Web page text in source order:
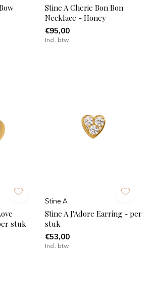
Stine A Cherie Bon Bon
Necklace - Honey
€95,00
Incl. btw
stuk
Stine A
Stine A J'Adore Earring - per
stuk
€53,00
Incl. btw